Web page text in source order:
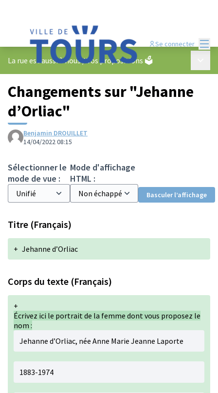
Se connecter
La rue est aussi à nous/Vos propositions 🗳️
Changements sur "Jehanne
d’Orliac"
Benjamin DROUILLET
14/04/2022 08:15
Sélectionner le
mode de vue :
Mode d'affichage
HTML :
Basculer l’affichage
Titre (Français)
+ Jehanne d’Orliac
Corps du texte (Français)
+
Écrivez ici le portrait de la femme dont vous proposez le
nom :
Jehanne d’Orliac, née Anne Marie Jeanne Laporte
1883-1974